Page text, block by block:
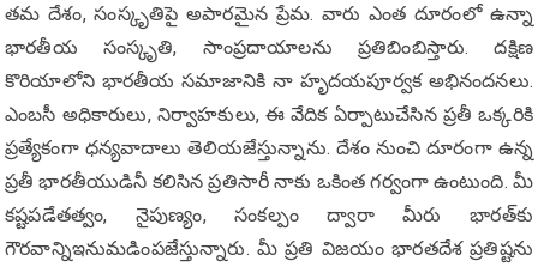
తమ దేశం, సంస్కృతిపై అపారమైన ప్రేమ. వారు ఎంత దూరంలో ఉన్నా
భారతీయ సంస్కృతి, సాంప్రదాయాలను ప్రతిబింబిస్తారు. దక్షిణ
కొరియాలోని భారతీయ సమాజానికి నా హృదయపూర్వక అభినందనలు.
ఎంబసీ అధికారులు, నిర్వాహకులు, ఈ వేదిక ఏర్పాటుచేసిన ప్రతీ ఒక్కరికి
ప్రత్యేకంగా ధన్యవాదాలు తెలియజేస్తున్నాను. దేశం నుంచి దూరంగా ఉన్న
ప్రతీ భారతీయుడినీ కలిసిన ప్రతిసారీ నాకు ఒకింత గర్వంగా ఉంటుంది. మీ
కష్టపడేతత్వం, నైపుణ్యం, సంకల్పం ద్వారా మీరు భారత్‌కు
గౌరవాన్నిఇనుమడింపజేస్తున్నారు. మీ ప్రతి విజయం భారతదేశ ప్రతిష్టను